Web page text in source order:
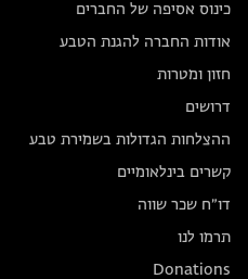
כינוס אסיפה של החברים
אודות החברה להגנת הטבע
חזון ומטרות
דרושים
ההצלחות הגדולות בשמירת טבע
קשרים בינלאומיים
דו״ח שכר שווה
תרמו לנו
Donations